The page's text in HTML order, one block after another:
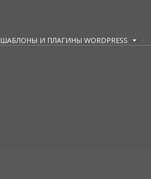
ШАБЛОНЫ И ПЛАГИНЫ WORDPRESS